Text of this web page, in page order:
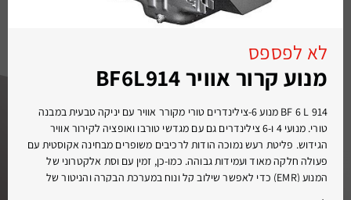
לא לפספס
מנוע קרור אוויר BF6L914
BF 6 L 914 מנוע 6-צילינדרים טורי מקורר אוויר עם יניקה טבעית במבנה
טורי. מנועי 4 ו-6 צילינדרים גם עם מגדשי טורבו ואופציה לקירור אוויר
הגידוש. פליטת רעש נמוכה הודות לרכיבים משופרים מבחינה אקוסטית עם
פעולה חלקה מאוד ועמידות גבוהה. כמו-כן, זמין עם וסת אלקטרוני של
המנוע (EMR) כדי לאפשר שילוב קל ונוח במערכת הבקרה והניטור של